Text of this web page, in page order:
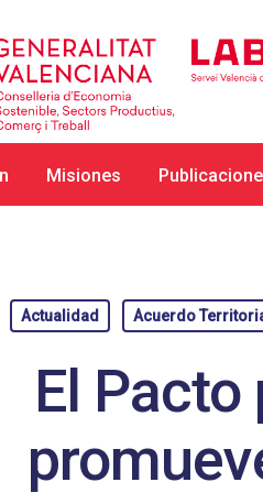
Misiones
Actualidad Acuerdo
El